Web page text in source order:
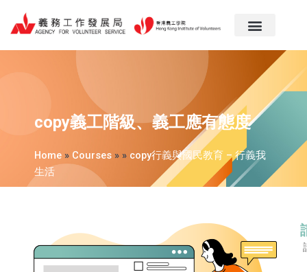
copy義工階級、義工應有態度
Home » Courses » » copy行義與國民教育 – 行義我
生活